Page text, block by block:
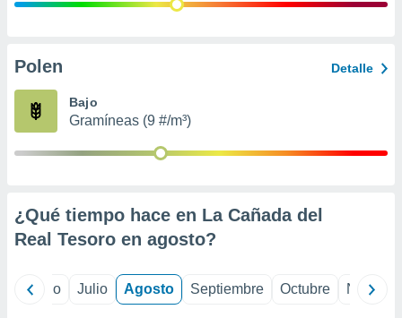
e
publicidad
Polen Detalle
Bajo
Gramíneas (9 #/m³)
¿Qué tiempo hace en La Cañada del
Real Tesoro en agosto?
Junio Julio Agosto Septiembre Octubre